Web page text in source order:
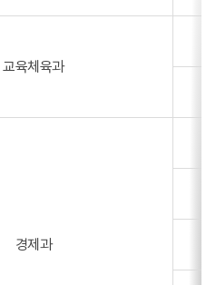
교육체육과
경제과